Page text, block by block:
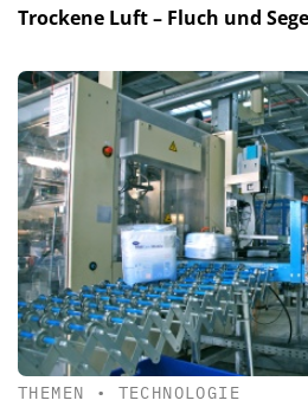
Trockene Luft – Fluch und
THEMEN • TECHNOLOGIE